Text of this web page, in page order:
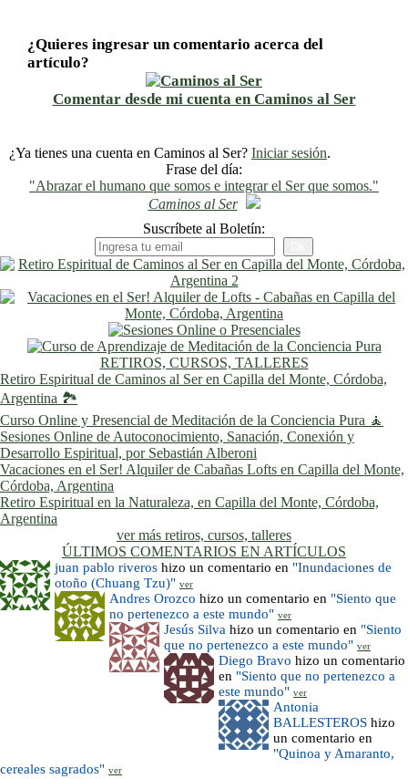
¿Quieres ingresar un comentario acerca del
artículo?
Comentar desde mi cuenta en Caminos al Ser
¿Ya tienes una cuenta en Caminos al Ser? Iniciar sesión.
Frase del día:
"Abrazar el humano que somos e integrar el Ser que somos."
Caminos al Ser
Suscríbete al Boletín:
RETIROS, CURSOS, TALLERES
Retiro Espiritual de Caminos al Ser en Capilla del Monte, Córdoba,
Argentina 🏞️
Curso Online y Presencial de Meditación de la Conciencia Pura 🧘
Sesiones Online de Autoconocimiento, Sanación, Conexión y
Desarrollo Espiritual, por Sebastián Alberoni
Vacaciones en el Ser! Alquiler de Cabañas Lofts en Capilla del Monte,
Córdoba, Argentina
Retiro Espiritual en la Naturaleza, en Capilla del Monte, Córdoba,
Argentina
ver más retiros, cursos, talleres
ÚLTIMOS COMENTARIOS EN ARTÍCULOS
juan pablo riveros hizo un comentario en "Inundaciones de
otoño (Chuang Tzu)" ver
Andres Orozco hizo un comentario en "Siento que
no pertenezco a este mundo" ver
Jesús Silva hizo un comentario en "Siento
que no pertenezco a este mundo" ver
Diego Bravo hizo un comentario
en "Siento que no pertenezco a
este mundo" ver
Antonia
BALLESTEROS hizo
un comentario en
"Quinoa y Amaranto,
cereales sagrados" ver